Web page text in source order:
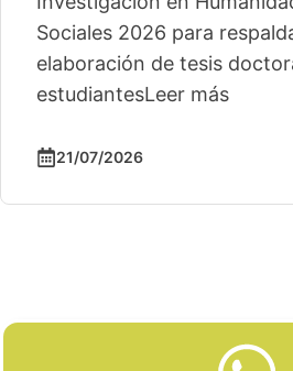
Sociales 2026 para
elaboración de tesis
estudiantesLeer más
21/07/2026